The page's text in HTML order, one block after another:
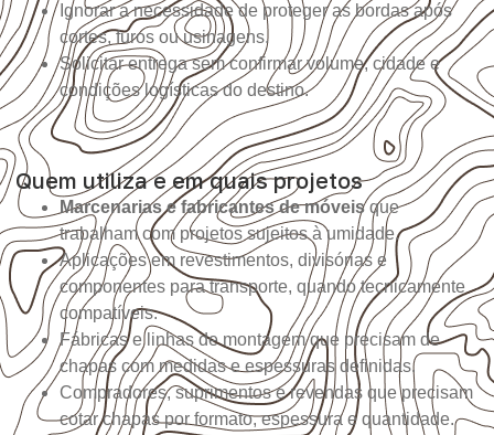
Ignorar a necessidade de proteger as bordas após
cortes, furos ou usinagens.
Solicitar entrega sem confirmar volume, cidade e
condições logísticas do destino.
Quem utiliza e em quais projetos
Marcenarias e fabricantes de móveisque
trabalham com projetos sujeitos à umidade.
Aplicações em revestimentos, divisórias e
componentes para transporte, quando tecnicamente
compatíveis.
Fábricas e linhas de montagem que precisam de
chapas com medidas e espessuras definidas.
Compradores, suprimentos e revendas que precisam
cotar chapas por formato, espessura e quantidade.